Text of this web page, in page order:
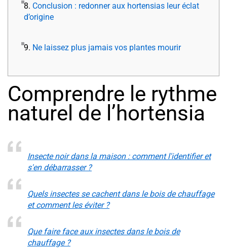
8. Conclusion : redonner aux hortensias leur éclat
d’origine
9. Ne laissez plus jamais vos plantes mourir
Comprendre le rythme
naturel de l’hortensia
Insecte noir dans la maison : comment l'identifier et
s'en débarrasser ?
Quels insectes se cachent dans le bois de chauffage
et comment les éviter ?
Que faire face aux insectes dans le bois de
chauffage ?